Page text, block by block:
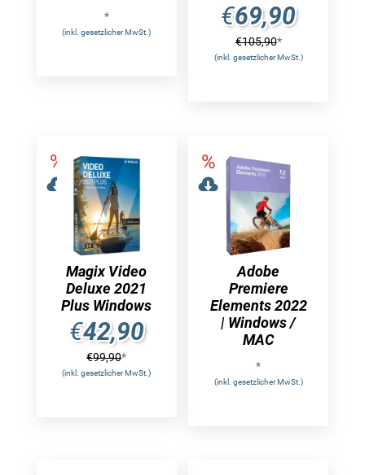
*
(inkl. gesetzlicher MwSt.)
€69,90
€105,90*
(inkl. gesetzlicher MwSt.)
Magix Video
Deluxe 2021
Plus Windows
€42,90
€99,90*
(inkl. gesetzlicher MwSt.)
Adobe
Premiere
Elements 2022
| Windows /
MAC
*
(inkl. gesetzlicher MwSt.)